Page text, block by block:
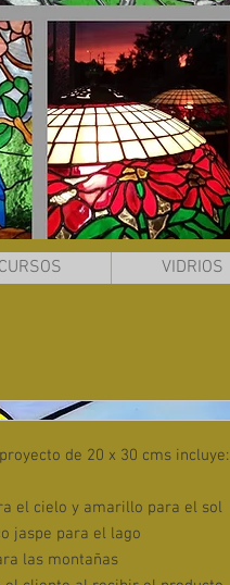
de 20 x 30 cms incluye:
el cielo y amarillo para el sol
jaspe para el lago
las montañas
CURSOS VIDRIOS